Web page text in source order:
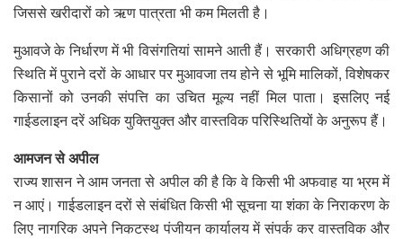
जिससे खरीदारों को ऋण पात्रता भी कम मिलती है।
मुआवजे के निर्धारण में भी विसंगतियां सामने आती हैं। सरकारी अधिग्रहण की
स्थिति में पुराने दरों के आधार पर मुआवजा तय होने से भूमि मालिकों, विशेषकर
किसानों को उनकी संपत्ति का उचित मूल्य नहीं मिल पाता। इसलिए नई
गाईडलाइन दरें अधिक युक्तियुक्त और वास्तविक परिस्थितियों के अनुरूप हैं।
आमजन से अपील
राज्य शासन ने आम जनता से अपील की है कि वे किसी भी अफवाह या भ्रम में
न आएं। गाईडलाइन दरों से संबंधित किसी भी सूचना या शंका के निराकरण के
लिए नागरिक अपने निकटस्थ पंजीयन कार्यालय में संपर्क कर वास्तविक और